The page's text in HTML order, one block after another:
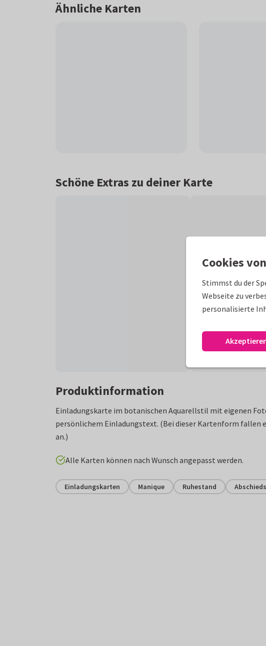
Ähnliche Karten
Schöne Extras zu deiner Karte
Produktinformation
Einladungskarte im botanischen Aquarellstil mit eigenen
persönlichem Einladungstext. (Bei dieser Kartenform fallen
an.)
Alle Karten können nach Wunsch angepasst werden.
Einladungskarten Manique Ruhestand
Cookies
Stimmst du der
Webseite zu
personalisierte